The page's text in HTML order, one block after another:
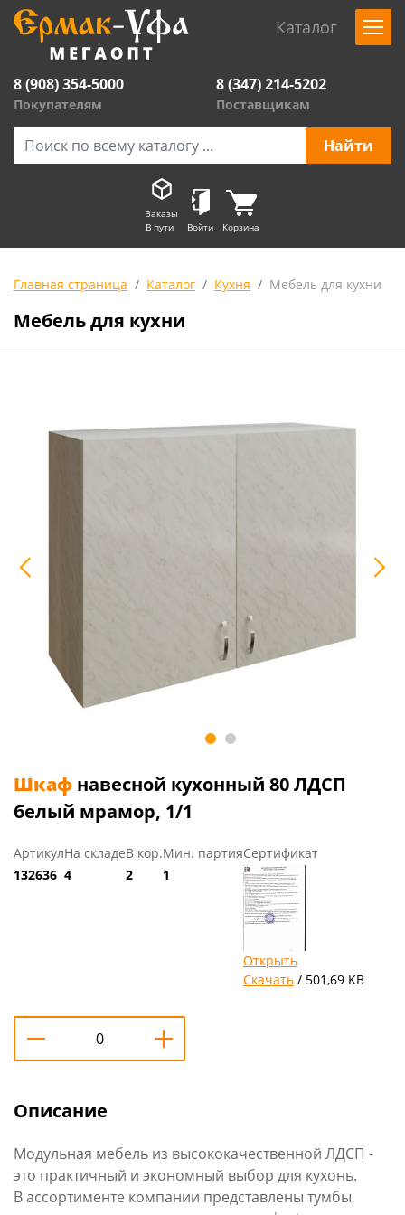
Каталог
8 (908) 354-5000
Покупателям
8 (347) 214-5202
Поставщикам
Заказы
В пути
Войти Корзина
Главная страница Каталог Кухня Мебель для кухни
Мебель для кухни
Шкаф навесной кухонный 80 ЛДСП
белый мрамор, 1/1
Артикул
132636
На складе
4
В кор.
2
Мин. партия
1
Сертификат
Открыть
Скачать / 501,69 KB
Описание
Модульная мебель из высококачественной ЛДСП -
это практичный и экономный выбор для кухонь.
В ассортименте компании представлены тумбы,